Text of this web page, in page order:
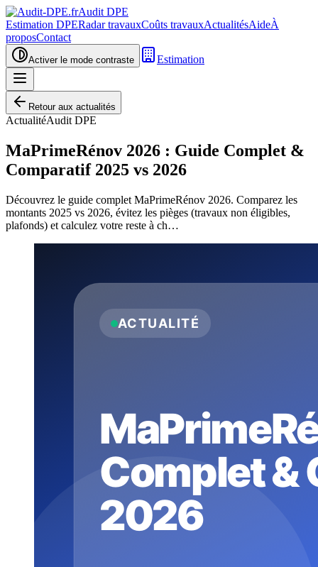
Audit DPE
Estimation DPERadar travauxCoûts travauxActualitésAideÀ
proposContact
Activer le mode contraste Estimation
Retour aux actualités
ActualitéAudit DPE
MaPrimeRénov 2026 : Guide Complet &
Comparatif 2025 vs 2026
Découvrez le guide complet MaPrimeRénov 2026. Comparez les
montants 2025 vs 2026, évitez les pièges (travaux non éligibles,
plafonds) et calculez votre reste à ch…